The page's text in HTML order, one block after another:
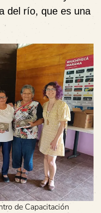
del río, que es una
de Capacitación